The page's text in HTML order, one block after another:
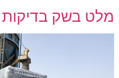
מלט בשק